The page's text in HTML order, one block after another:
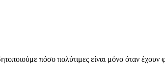
πόσο πολύτιμες είναι μόνο όταν έχουν